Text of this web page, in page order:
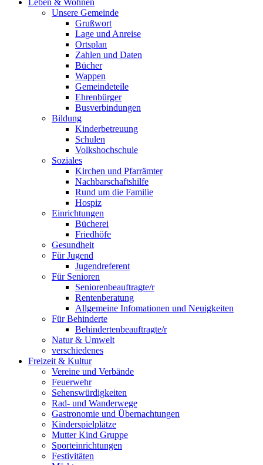
Leben & Wohnen
Unsere Gemeinde
Grußwort
Lage und Anreise
Ortsplan
Zahlen und Daten
Bücher
Wappen
Gemeindeteile
Ehrenbürger
Busverbindungen
Bildung
Kinderbetreuung
Schulen
Volkshochschule
Soziales
Kirchen und Pfarrämter
Nachbarschaftshilfe
Rund um die Familie
Hospiz
Einrichtungen
Bücherei
Friedhöfe
Gesundheit
Für Jugend
Jugendreferent
Für Senioren
Seniorenbeauftragte/r
Rentenberatung
Allgemeine Infomationen und Neuigkeiten
Für Behinderte
Behindertenbeauftragte/r
Natur & Umwelt
verschiedenes
Freizeit & Kultur
Vereine und Verbände
Feuerwehr
Sehenswürdigkeiten
Rad- und Wanderwege
Gastronomie und Übernachtungen
Kinderspielplätze
Mutter Kind Gruppe
Sporteinrichtungen
Festivitäten